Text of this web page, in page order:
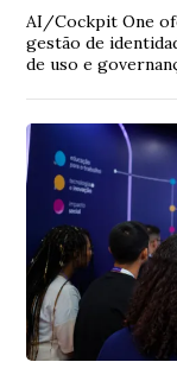
AI/Cockpit One
gestão de
de uso e